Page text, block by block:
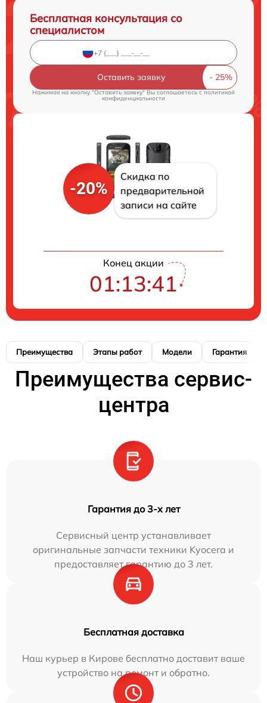
Бесплатная консультация со
специалистом
Оставить заявку
Нажимая на кнопку "Оставить заявку" Вы соглашаетесь cполитикой
конфиденциальности
-20%
Скидка по
предварительной
записи на сайте
Конец акции
01:13:40
Преимущества Этапы работ Модели Гарантия
Преимущества сервис-
центра
Гарантия до 3-х лет
Сервисный центр устанавливает
оригинальные запчасти техники Kyocera и
предоставляет гарантию до 3 лет.
Бесплатная доставка
Наш курьер в Кирове бесплатно доставит ваше
устройство на ремонт и обратно.